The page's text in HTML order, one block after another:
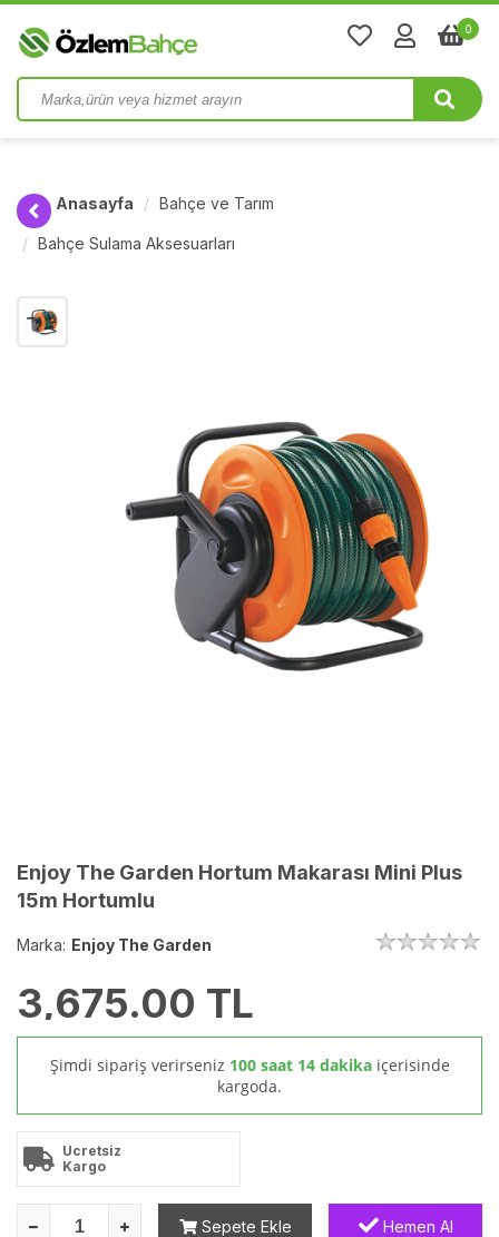
0
Anasayfa Bahçe ve Tarım
Bahçe Sulama Aksesuarları
Enjoy The Garden Hortum Makarası Mini Plus
15m Hortumlu
Marka: Enjoy The Garden
3,675.00 TL
Şimdi sipariş verirseniz 100 saat 14 dakika içerisinde
kargoda.
Ücretsiz
Kargo
Sepete Ekle Hemen Al